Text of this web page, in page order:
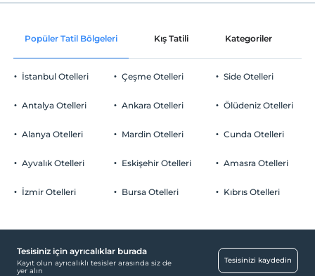
Ortak alanlar ve tüm odalar
Otopark
Ücretsiz Halka Açık Otopark
Yiyecek & İçecek
Check/in
Check/out
En geç saat 12:00 ve öncesi
Evcil Hayvan
2 yaşına kadar olan bebekler ücretsizdir.
Popüler Tatil Bölgeleri Kış Tatili Kategoriler
İstanbul Otelleri
Antalya Otelleri
Alanya Otelleri
Ayvalık Otelleri
İzmir Otelleri
Çeşme Otelleri
Ankara Otelleri
Mardin Otelleri
Eskişehir Otelleri
Bursa Otelleri
Side Otelleri
Ölüdeniz Otelleri
Cunda Otelleri
Amasra Otelleri
Kıbrıs Otelleri
Tesisiniz için ayrıcalıklar burada
Kayıt olun ayrıcalıklı tesisler arasında siz de
yer alın
Tesisinizi kaydedin